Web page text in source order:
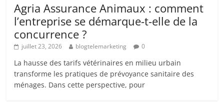
Agria Assurance Animaux : comment
l’entreprise se démarque-t-elle de la
concurrence ?
juillet 23, 2026 blogtelemarketing 0
La hausse des tarifs vétérinaires en milieu urbain
transforme les pratiques de prévoyance sanitaire des
ménages. Dans cette perspective, pour